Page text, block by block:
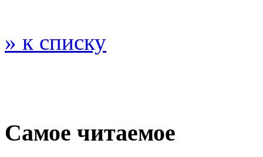
» к списку
Самое читаемое